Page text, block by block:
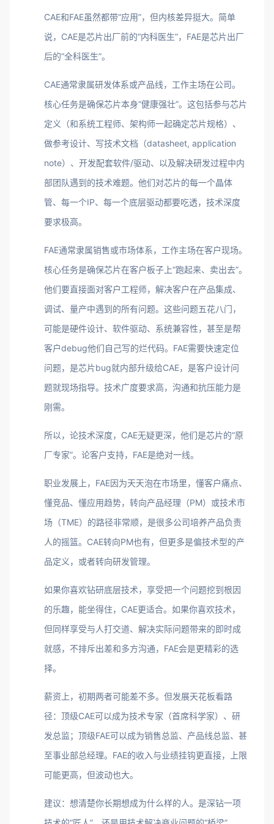
CAE和FAE虽然都带“应用”，但内核差异挺大。简单
说，CAE是芯片出厂前的“内科医生”，FAE是芯片出厂
后的“全科医生”。
CAE通常隶属研发体系或产品线，工作主场在公司。
核心任务是确保芯片本身“健康强壮”。这包括参与芯片
定义（和系统工程师、架构师一起确定芯片规格）、
做参考设计、写技术文档（datasheet, application
note）、开发配套软件/驱动、以及解决研发过程中内
部团队遇到的技术难题。他们对芯片的每一个晶体
管、每一个IP、每一个底层驱动都要吃透，技术深度
要求极高。
FAE通常隶属销售或市场体系，工作主场在客户现场。
核心任务是确保芯片在客户板子上“跑起来、卖出去”。
他们要直接面对客户工程师，解决客户在产品集成、
调试、量产中遇到的所有问题。这些问题五花八门，
可能是硬件设计、软件驱动、系统兼容性，甚至是帮
客户debug他们自己写的烂代码。FAE需要快速定位
问题，是芯片bug就内部升级给CAE，是客户设计问
题就现场指导。技术广度要求高，沟通和抗压能力是
刚需。
所以，论技术深度，CAE无疑更深，他们是芯片的“原
厂专家”。论客户支持，FAE是绝对一线。
职业发展上，FAE因为天天泡在市场里，懂客户痛点、
懂竞品、懂应用趋势，转向产品经理（PM）或技术市
场（TME）的路径非常顺，是很多公司培养产品负责
人的摇篮。CAE转向PM也有，但更多是偏技术型的产
品定义，或者转向研发管理。
如果你喜欢钻研底层技术，享受把一个问题挖到根因
的乐趣，能坐得住，CAE更适合。如果你喜欢技术，
但同样享受与人打交道、解决实际问题带来的即时成
就感，不排斥出差和多方沟通，FAE会是更精彩的选
择。
薪资上，初期两者可能差不多。但发展天花板看路
径：顶级CAE可以成为技术专家（首席科学家）、研
发总监；顶级FAE可以成为销售总监、产品线总监、甚
至事业部总经理。FAE的收入与业绩挂钩更直接，上限
可能更高，但波动也大。
建议：想清楚你长期想成为什么样的人。是深钻一项